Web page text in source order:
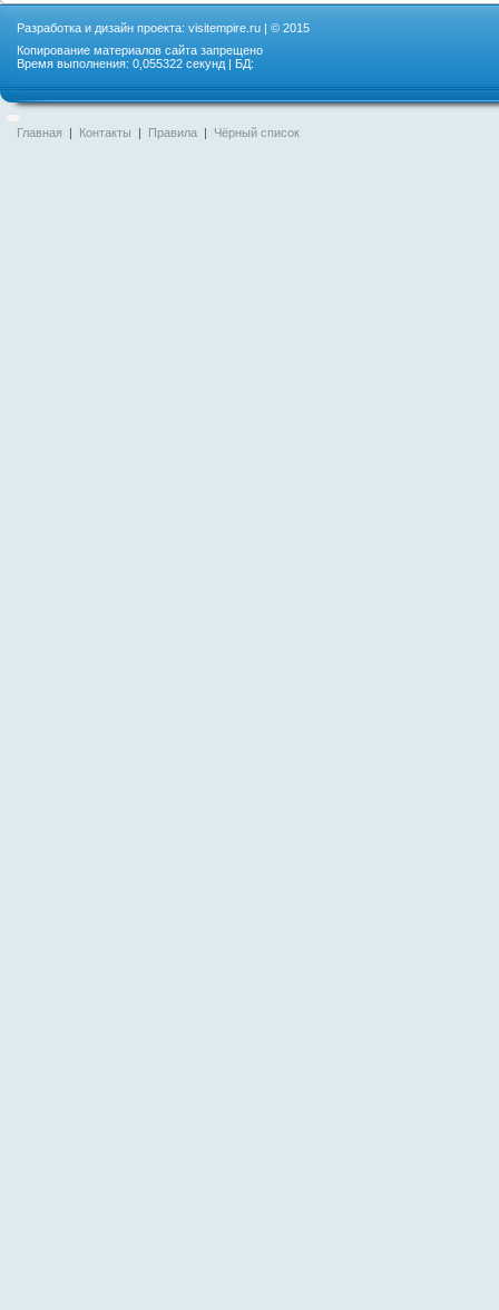
Разработка и дизайн проекта: visitempire.ru | © 2015
Копирование материалов сайта запрещено
Время выполнения: 0,055322 секунд | БД:
Главная | Контакты | Правила | Чёрный список